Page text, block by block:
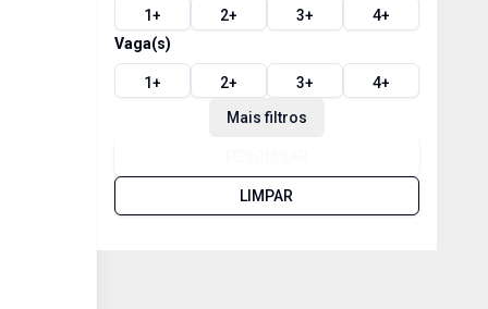
1+ 2+ 3+ 4+
Vaga(s)
1+ 2+ 3+ 4+
Mais filtros
LIMPAR